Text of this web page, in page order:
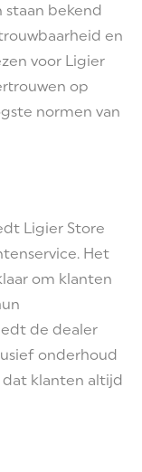
staan bekend
en
voor Ligier
op
normen van
Ligier Store
Het
om klanten
de dealer
onderhoud
dat klanten altijd